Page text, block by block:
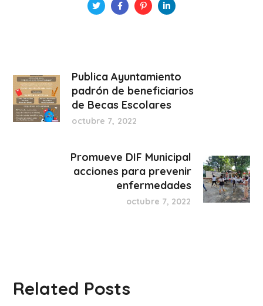
Publica Ayuntamiento
padrón de beneficiarios
de Becas Escolares
octubre 7, 2022
Promueve DIF Municipal
acciones para prevenir
enfermedades
octubre 7, 2022
Related Posts